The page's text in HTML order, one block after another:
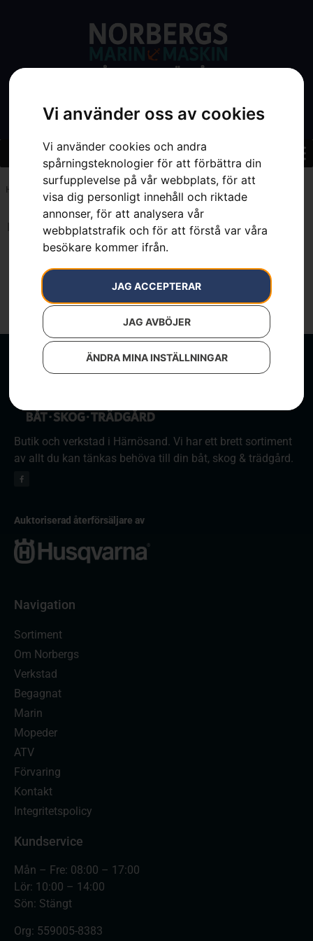
Vi använder oss av cookies
Vi använder cookies och andra
spårningsteknologier för att förbättra din
surfupplevelse på vår webbplats, för att
visa dig personligt innehåll och riktade
annonser, för att analysera vår
webbplatstrafik och för att förstå var våra
besökare kommer ifrån.
JAG ACCEPTERAR
JAG AVBÖJER
ÄNDRA MINA INSTÄLLNINGAR
Hem 7391736511322
Inga resultat.
Butik och verkstad i Härnösand. Vi har ett brett sortiment
av allt du kan tänkas behöva till din båt, skog & trädgård.
Auktoriserad återförsäljare av
Navigation
Sortiment
Om Norbergs
Verkstad
Begagnat
Marin
Mopeder
ATV
Förvaring
Kontakt
Integritetspolicy
Kundservice
Mån – Fre: 08:00 – 17:00
Lör: 10:00 – 14:00
Sön: Stängt
Org: 559005-8383